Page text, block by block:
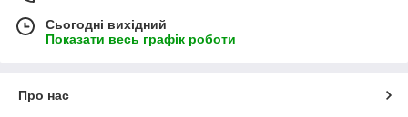
Сьогодні вихідний
Показати весь графік роботи
Про нас